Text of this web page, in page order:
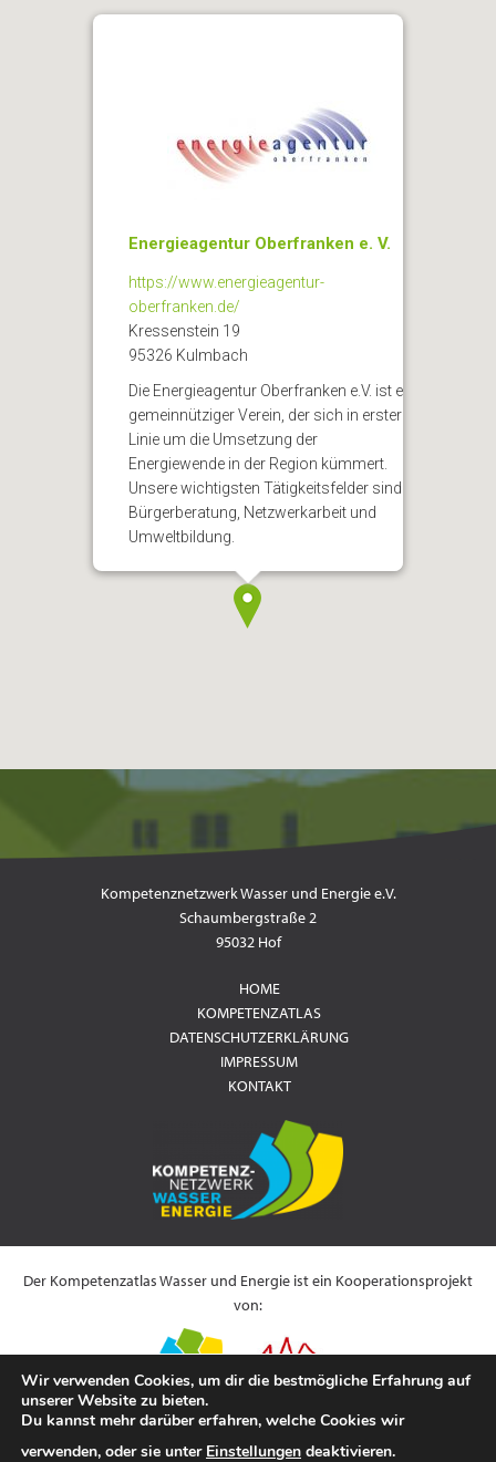
Energieagentur Oberfranken e. V.
https://www.energieagentur-
oberfranken.de/
Kressenstein 19
95326 Kulmbach
Die Energieagentur Oberfranken e.V. ist ein
gemeinnütziger Verein, der sich in erster
Linie um die Umsetzung der
Energiewende in der Region kümmert.
Unsere wichtigsten Tätigkeitsfelder sind
Bürgerberatung, Netzwerkarbeit und
Umweltbildung.
Kompetenznetzwerk Wasser und Energie e.V.
Schaumbergstraße 2
95032 Hof
HOME
KOMPETENZATLAS
DATENSCHUTZERKLÄRUNG
IMPRESSUM
KONTAKT
Der Kompetenzatlas Wasser und Energie ist ein Kooperationsprojekt
von:
Wir verwenden Cookies, um dir die bestmögliche Erfahrung auf
unserer Website zu bieten.
Du kannst mehr darüber erfahren, welche Cookies wir
verwenden, oder sie unter Einstellungen deaktivieren.